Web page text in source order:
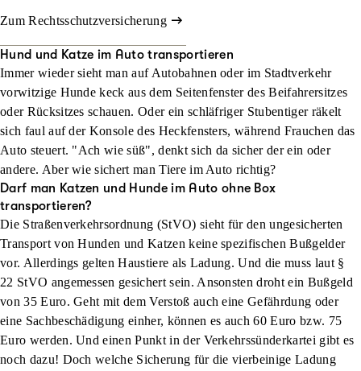
Zum Rechtsschutzversicherung
Hund und Katze im Auto transportieren
Immer wieder sieht man auf Autobahnen oder im Stadtverkehr
vorwitzige Hunde keck aus dem Seitenfenster des Beifahrersitzes
oder Rücksitzes schauen. Oder ein schläfriger Stubentiger räkelt
sich faul auf der Konsole des Heckfensters, während Frauchen das
Auto steuert. "Ach wie süß", denkt sich da sicher der ein oder
andere. Aber wie sichert man Tiere im Auto richtig?
Darf man Katzen und Hunde im Auto ohne Box
transportieren?
Die Straßenverkehrsordnung (StVO) sieht für den ungesicherten
Transport von Hunden und Katzen keine spezifischen Bußgelder
vor. Allerdings gelten Haustiere als Ladung. Und die muss laut §
22 StVO angemessen gesichert sein. Ansonsten droht ein Bußgeld
von 35 Euro. Geht mit dem Verstoß auch eine Gefährdung oder
eine Sachbeschädigung einher, können es auch 60 Euro bzw. 75
Euro werden. Und einen Punkt in der Verkehrssünderkartei gibt es
noch dazu! Doch welche Sicherung für die vierbeinige Ladung